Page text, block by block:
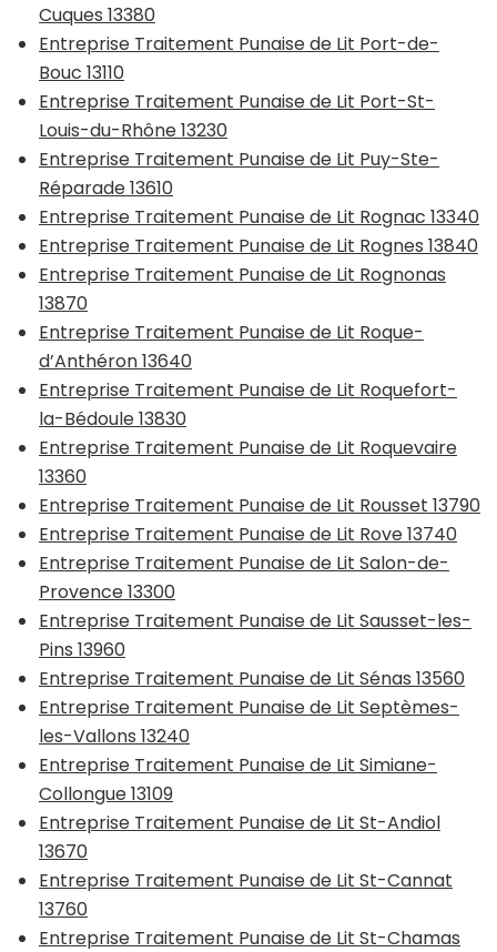
Cuques 13380
Entreprise Traitement Punaise de Lit Port-de-
Bouc 13110
Entreprise Traitement Punaise de Lit Port-St-
Louis-du-Rhône 13230
Entreprise Traitement Punaise de Lit Puy-Ste-
Réparade 13610
Entreprise Traitement Punaise de Lit Rognac 13340
Entreprise Traitement Punaise de Lit Rognes 13840
Entreprise Traitement Punaise de Lit Rognonas
13870
Entreprise Traitement Punaise de Lit Roque-
d’Anthéron 13640
Entreprise Traitement Punaise de Lit Roquefort-
la-Bédoule 13830
Entreprise Traitement Punaise de Lit Roquevaire
13360
Entreprise Traitement Punaise de Lit Rousset 13790
Entreprise Traitement Punaise de Lit Rove 13740
Entreprise Traitement Punaise de Lit Salon-de-
Provence 13300
Entreprise Traitement Punaise de Lit Sausset-les-
Pins 13960
Entreprise Traitement Punaise de Lit Sénas 13560
Entreprise Traitement Punaise de Lit Septèmes-
les-Vallons 13240
Entreprise Traitement Punaise de Lit Simiane-
Collongue 13109
Entreprise Traitement Punaise de Lit St-Andiol
13670
Entreprise Traitement Punaise de Lit St-Cannat
13760
Entreprise Traitement Punaise de Lit St-Chamas